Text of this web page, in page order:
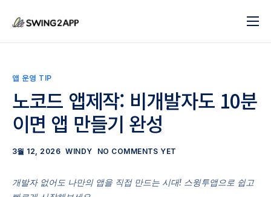
블로그
도움말
앱 제작 시작하기
앱 운영 TIP
노코드 앱제작: 비개발자도 10분
이면 앱 만들기 완성
3월 12, 2026 WINDY NO COMMENTS YET
개발자 없어도 나만의 앱을 직접 만드는 시대! 스윙투앱으로 쉽고